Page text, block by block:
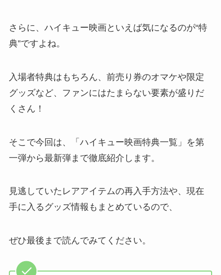
さらに、ハイキュー映画といえば気になるのが“特
典”ですよね。
入場者特典はもちろん、前売り券のオマケや限定
グッズなど、ファンにはたまらない要素が盛りだ
くさん！
そこで今回は、「ハイキュー映画特典一覧」を第
一弾から最新弾まで徹底紹介します。
見逃していたレアアイテムの再入手方法や、現在
手に入るグッズ情報もまとめているので、
ぜひ最後まで読んでみてください。